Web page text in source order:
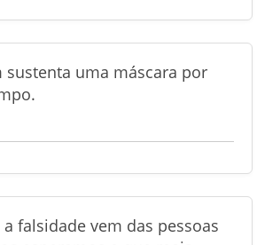
sustenta uma máscara por
a falsidade vem das pessoas